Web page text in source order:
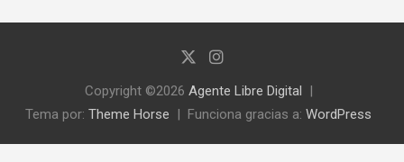
Copyright ©2026 Agente Libre Digital
Tema por: Theme Horse Funciona gracias a: WordPress